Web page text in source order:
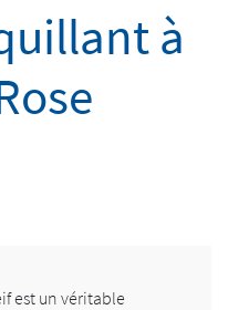
à
est un véritable